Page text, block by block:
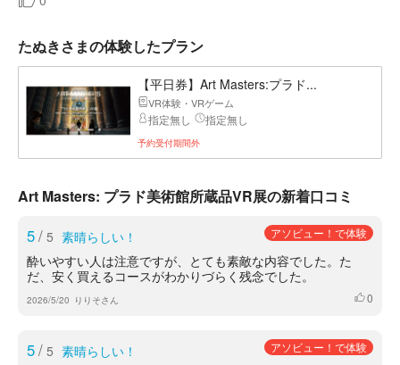
たぬきさまの体験したプラン
【平日券】Art Masters:プラド...
VR体験・VRゲーム
指定無し 指定無し
予約受付期間外
Art Masters: プラド美術館所蔵品VR展の新着口コミ
5/ 5 素晴らしい！ アソビュー！で体験
酔いやすい人は注意ですが、とても素敵な内容でした。た
だ、安く買えるコースがわかりづらく残念でした。
2026/5/20 りりそさん いいね
0
5/ 5 素晴らしい！ アソビュー！で体験